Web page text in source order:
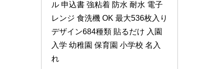
ル 申込書 強粘着 防水 耐水 電子
レンジ 食洗機 OK 最大536枚入り
デザイン684種類 貼るだけ 入園
入学 幼稚園 保育園 小学校 名入
れ